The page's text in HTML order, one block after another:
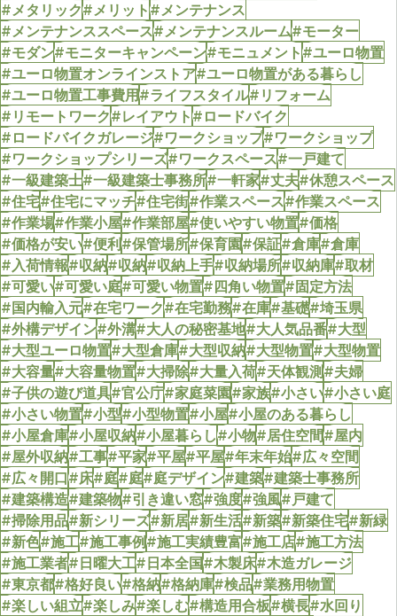
#メタリック#メリット#メンテナンス
#メンテナンススペース#メンテナンスルーム#モーター
#モダン#モニターキャンペーン#モニュメント#ユーロ物置
#ユーロ物置オンラインストア#ユーロ物置がある暮らし
#ユーロ物置工事費用#ライフスタイル#リフォーム
#リモートワーク#レイアウト#ロードバイク
#ロードバイクガレージ#ワークショップ#ワークショップ
#ワークショップシリーズ#ワークスペース#一戸建て
#一級建築士#一級建築士事務所#一軒家#丈夫#休憩スペース
#住宅#住宅にマッチ#住宅街#作業スペース#作業スペース
#作業場#作業小屋#作業部屋#使いやすい物置#価格
#価格が安い#便利#保管場所#保育園#保証#倉庫#倉庫
#入荷情報#収納#収納#収納上手#収納場所#収納庫#取材
#可愛い#可愛い庭#可愛い物置#四角い物置#固定方法
#国内輸入元#在宅ワーク#在宅勤務#在庫#基礎#埼玉県
#外構デザイン#外溝#大人の秘密基地#大人気品番#大型
#大型ユーロ物置#大型倉庫#大型収納#大型物置#大型物置
#大容量#大容量物置#大掃除#大量入荷#天体観測#夫婦
#子供の遊び道具#官公庁#家庭菜園#家族#小さい#小さい庭
#小さい物置#小型#小型物置#小屋#小屋のある暮らし
#小屋倉庫#小屋収納#小屋暮らし#小物#居住空間#屋内
#屋外収納#工事#平家#平屋#平屋#年末年始#広々空間
#広々開口#床#庭#庭#庭デザイン#建築#建築士事務所
#建築構造#建築物#引き違い窓#強度#強風#戸建て
#掃除用品#新シリーズ#新居#新生活#新築#新築住宅#新緑
#新色#施工#施工事例#施工実績豊富#施工店#施工方法
#施工業者#日曜大工#日本全国#木製床#木造ガレージ
#東京都#格好良い#格納#格納庫#検品#業務用物置
#楽しい組立#楽しみ#楽しむ#構造用合板#横長#水回り